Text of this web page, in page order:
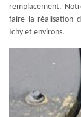
remplacement.
faire la réalisation
Ichy et environs.